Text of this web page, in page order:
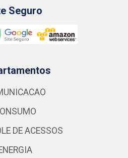
Seguro
DE ACESSOS